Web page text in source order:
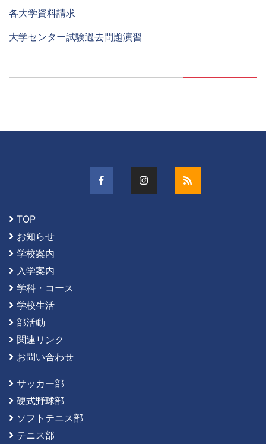
各大学資料請求
大学センター試験過去問題演習
TOP
お知らせ
学校案内
入学案内
学科・コース
学校生活
部活動
関連リンク
お問い合わせ
サッカー部
硬式野球部
ソフトテニス部
テニス部